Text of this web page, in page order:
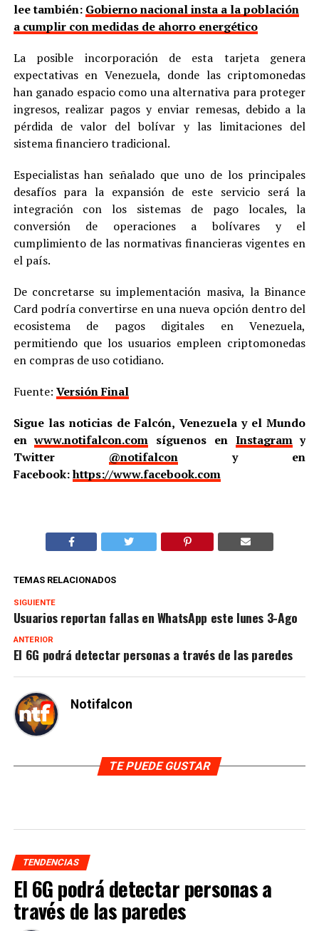
lee también: Gobierno nacional insta a la población
a cumplir con medidas de ahorro energético
La posible incorporación de esta tarjeta genera
expectativas en Venezuela, donde las criptomonedas
han ganado espacio como una alternativa para proteger
ingresos, realizar pagos y enviar remesas, debido a la
pérdida de valor del bolívar y las limitaciones del
sistema financiero tradicional.
Especialistas han señalado que uno de los principales
desafíos para la expansión de este servicio será la
integración con los sistemas de pago locales, la
conversión de operaciones a bolívares y el
cumplimiento de las normativas financieras vigentes en
el país.
De concretarse su implementación masiva, la Binance
Card podría convertirse en una nueva opción dentro del
ecosistema de pagos digitales en Venezuela,
permitiendo que los usuarios empleen criptomonedas
en compras de uso cotidiano.
Fuente: Versión Final
Sigue las noticias de Falcón, Venezuela y el Mundo
enwww.notifalcon.com síguenos en Instagramy
Twitter @notifalcony en
Facebook:https://www.facebook.com
TEMAS RELACIONADOS
SIGUIENTE
Usuarios reportan fallas en WhatsApp este lunes 3-Ago
ANTERIOR
El 6G podrá detectar personas a través de las paredes
Notifalcon
TE PUEDE GUSTAR
TENDENCIAS
El 6G podrá detectar personas a
través de las paredes